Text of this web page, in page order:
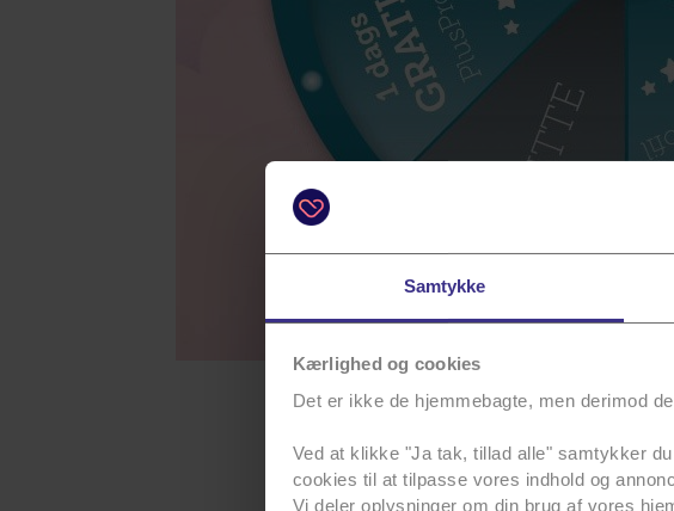
Samtykke
Kærlighed og cookies
Det er ikke de hjemmebagte, men derimod
Ved at klikke "Ja tak, tillad alle" samtykker
cookies til at tilpasse vores indhold og
Vi deler oplysninger om din brug af vores
Du kan dreje lykkehjulet én gang om
DREJ